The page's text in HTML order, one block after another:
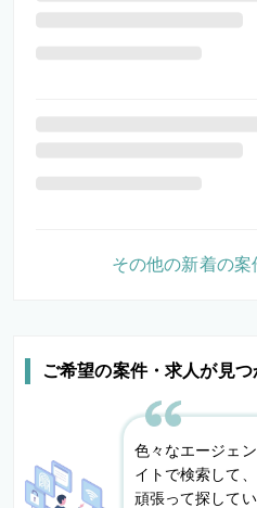
ご希望の案件・求人が見
色々なエージェ
イトで検索して、
頑張って探して
その他の新着の案